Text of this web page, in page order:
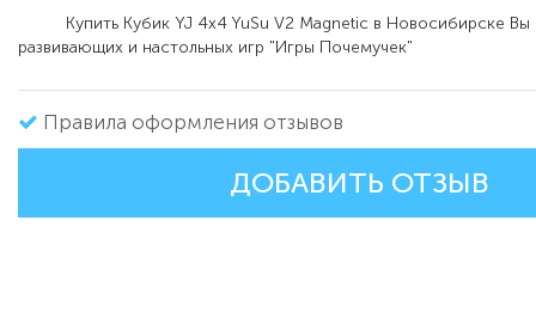
Купить Кубик YJ 4x4 YuSu V2 Magnetic в Новосибирске Вы
развивающих и настольных игр "Игры Почемучек"
Правила оформления отзывов
ДОБАВИТЬ ОТЗЫВ